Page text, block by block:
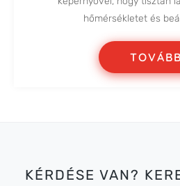
hőmérsékletet és
TOVÁBB
KÉRDÉSE VAN?